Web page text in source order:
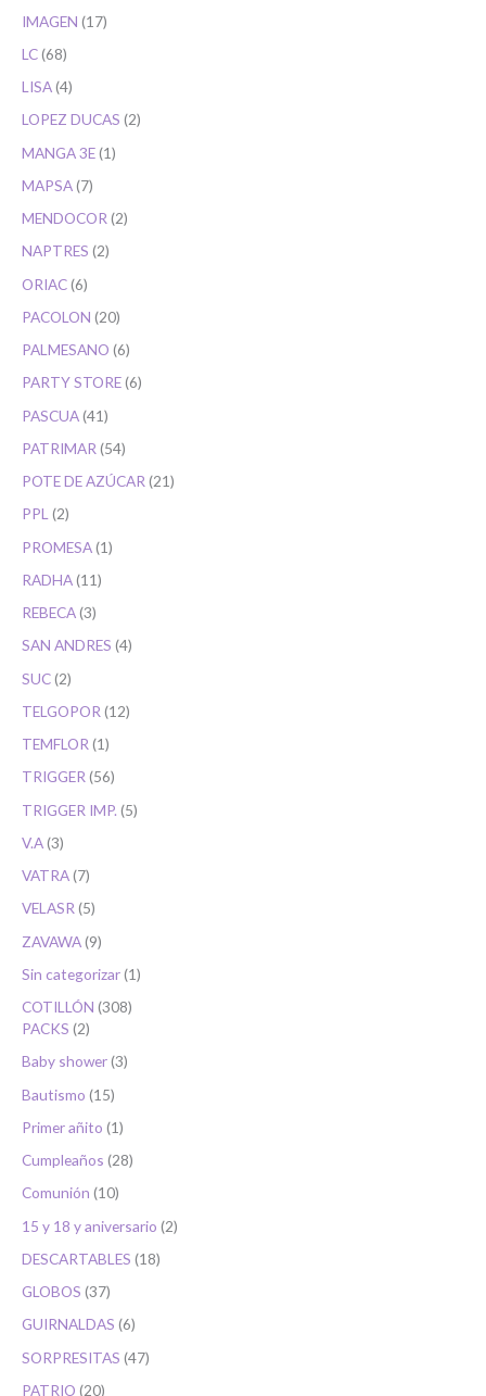
IMAGEN 17
LC 68
LISA 4
LOPEZ DUCAS 2
MANGA 3E 1
MAPSA 7
MENDOCOR 2
NAPTRES 2
ORIAC 6
PACOLON 20
PALMESANO 6
PARTY STORE 6
PASCUA 41
PATRIMAR 54
POTE DE AZÚCAR 21
PPL 2
PROMESA 1
RADHA 11
REBECA 3
SAN ANDRES 4
SUC 2
TELGOPOR 12
TEMFLOR 1
TRIGGER 56
TRIGGER IMP. 5
V.A 3
VATRA 7
VELASR 5
ZAVAWA 9
Sin categorizar 1
COTILLÓN 308
PACKS 2
Baby shower 3
Bautismo 15
Primer añito 1
Cumpleaños 28
Comunión 10
15 y 18 y aniversario 2
DESCARTABLES 18
GLOBOS 37
GUIRNALDAS 6
SORPRESITAS 47
PATRIO 20